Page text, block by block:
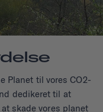
Planet til vores CO2-
dedikeret til at
skade vores planet